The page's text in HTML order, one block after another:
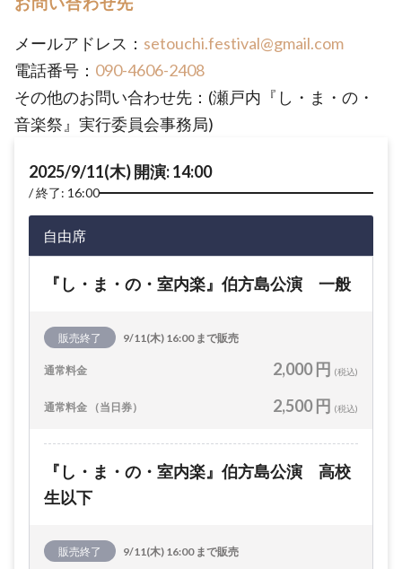
メールアドレス： setouchi.festival@gmail.com
電話番号： 090-4606-2408
その他のお問い合わせ先：(瀬戸内『し・ま・の・
音楽祭』実行委員会事務局)
2025/9/11(木) 開演: 14:00
終了: 16:00
自由席
『し・ま・の・室内楽』伯方島公演 一般
販売終了 9/11(木) 16:00 まで販売
通常料金 2,000 円 (税込)
通常料金 （当日券） 2,500 円 (税込)
『し・ま・の・室内楽』伯方島公演 高校
生以下
販売終了 9/11(木) 16:00 まで販売